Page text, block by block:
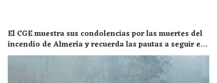
El CGE muestra sus condolencias por las muertes del
incendio de Almería y recuerda las pautas a seguir en
el caso de encontrarse cerca de un fuego